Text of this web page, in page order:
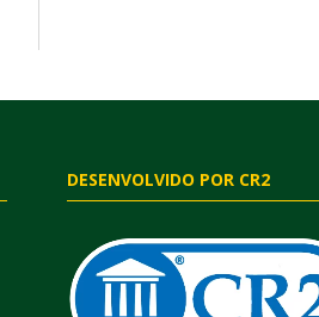
DESENVOLVIDO POR CR2